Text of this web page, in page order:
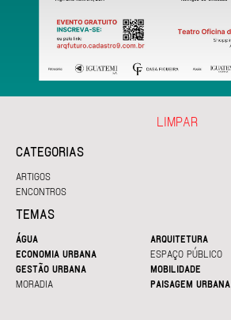
CATEGORIAS
ARTIGOS
ENCONTROS
TEMAS
ÁGUA
ARQUITETURA
ECONOMIA URBANA
ESPAÇO PÚBLICO
GESTÃO URBANA
MOBILIDADE
MORADIA
PAISAGEM URBANA
LIMPAR